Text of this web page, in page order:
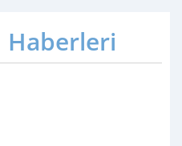
Haberleri